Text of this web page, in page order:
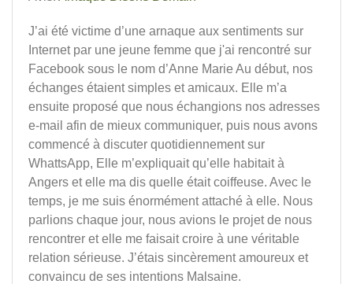
J’ai été victime d’une arnaque aux sentiments sur
Internet par une jeune femme que j'ai rencontré sur
Facebook sous le nom d’Anne Marie Au début, nos
échanges étaient simples et amicaux. Elle m’a
ensuite proposé que nous échangions nos adresses
e-mail afin de mieux communiquer, puis nous avons
commencé à discuter quotidiennement sur
WhattsApp, Elle m’expliquait qu’elle habitait à
Angers et elle ma dis quelle était coiffeuse. Avec le
temps, je me suis énormément attaché à elle. Nous
parlions chaque jour, nous avions le projet de nous
rencontrer et elle me faisait croire à une véritable
relation sérieuse. J’étais sincèrement amoureux et
convaincu de ses intentions Malsaine.